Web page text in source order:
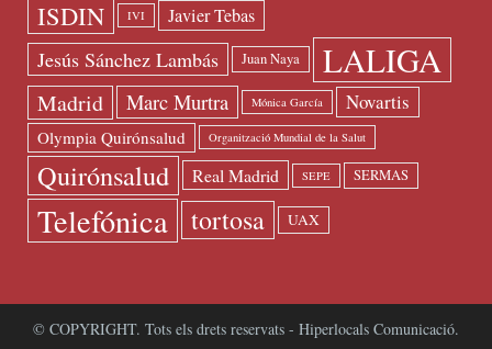
ISDIN IVI Javier Tebas
Jesús Sánchez Lambás Juan Naya LALIGA
Madrid Marc Murtra Mónica García Novartis
Olympia Quirónsalud Organització Mundial de la Salut
Quirónsalud Real Madrid SEPE SERMAS
Telefónica tortosa UAX
© COPYRIGHT. Tots els drets reservats - Hiperlocals Comunicació.